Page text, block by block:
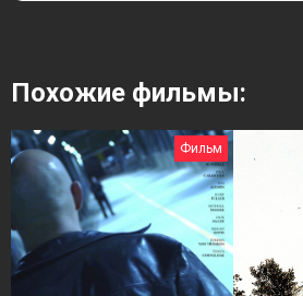
Похожие фильмы:
Фильм